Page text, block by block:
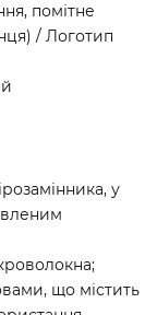
помітне
/ Логотип
у
що містить